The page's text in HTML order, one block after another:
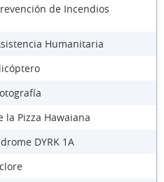
de Incendios
Humanitaria
la Pizza Hawaiana
DYRK 1A